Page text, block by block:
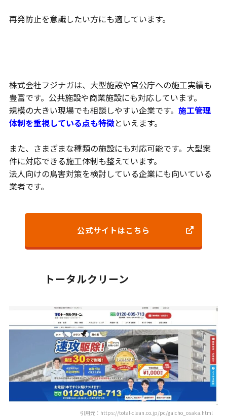
再発防止を意識したい方にも適しています。
株式会社フジナガは、大型施設や官公庁への施工実績も
豊富です。公共施設や商業施設にも対応しています。
規模の大きい現場でも相談しやすい企業です。 施工管理
体制を重視している点も特徴といえます。
また、さまざまな種類の施設にも対応可能です。大型案
件に対応できる施工体制も整えています。
法人向けの鳥害対策を検討している企業にも向いている
業者です。
公式サイトはこちら
トータルクリーン
引用元：https://total-clean.co.jp/pc/gaicho_osaka.html